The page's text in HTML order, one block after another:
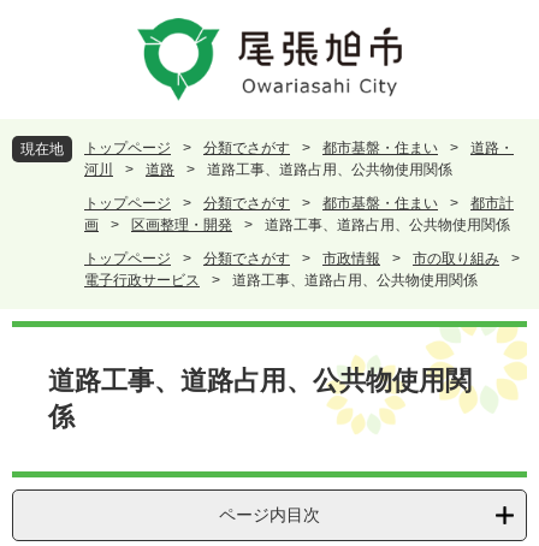
頭
で
飛
ば
現在地 トップページ > 分類でさがす > 都市基盤・住まい >
道路・
河川
> 道路 >
道路工事、道路占用、公共物使用関係
トップページ
> 分類でさがす > 都市基盤・住まい >
都市計
画
> 区画整理・開発 >
道路工事、道路占用、公共物使用関係
トップページ
> 分類でさがす > 市政情報 > 市の取り組み
>
電子行政サービス
> 道路工事、道路占用、公共物使用関係
本
道路工事、道路占用、公共物使用関
係
ページ内目次